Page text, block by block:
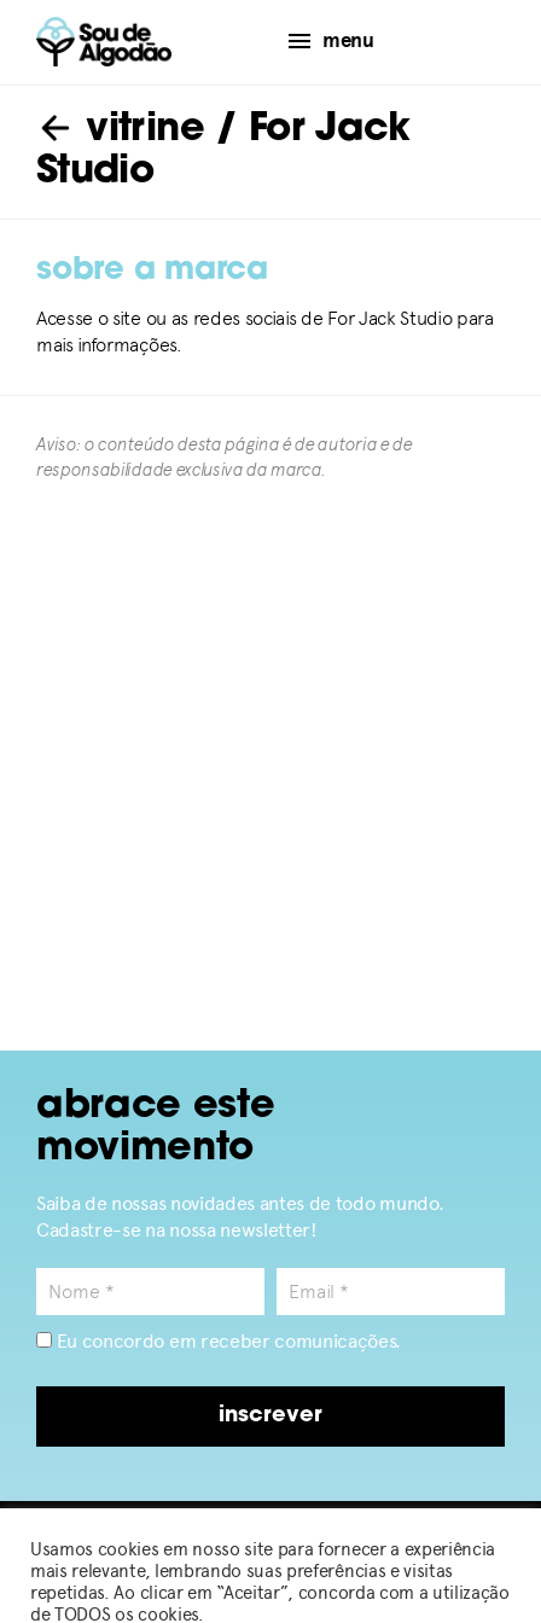
menu
vitrine/ For Jack
Studio
sobre a marca
Acesse o site ou as redes sociais de For Jack Studio para
mais informações.
Aviso: o conteúdo desta página é de autoria e de
responsabilidade exclusiva da marca.​
abrace este
movimento
Saiba de nossas novidades antes de todo mundo.
Cadastre-se na nossa newsletter!
Eu concordo em receber comunicações.
inscrever
2026 © Sou de Algodão
Usamos cookies em nosso site para fornecer a experiência
mais relevante, lembrando suas preferências e visitas
repetidas. Ao clicar em “Aceitar”, concorda com a utilização
de TODOS os cookies.